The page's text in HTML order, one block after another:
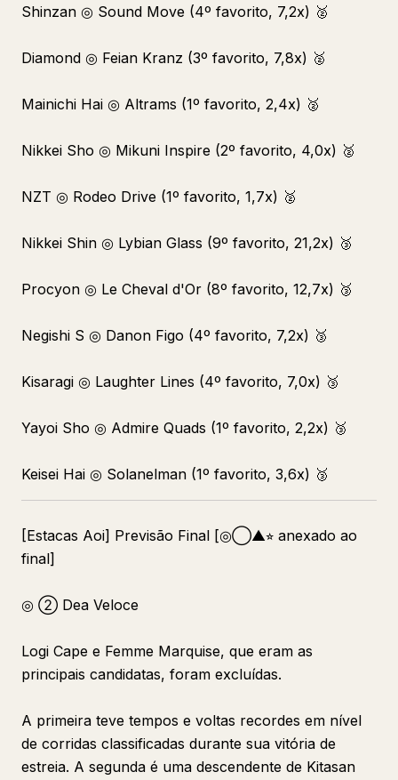
Shinzan ◎ Sound Move (4º favorito, 7,2x) 🥈
Diamond ◎ Feian Kranz (3º favorito, 7,8x) 🥈
Mainichi Hai ◎ Altrams (1º favorito, 2,4x) 🥈
Nikkei Sho ◎ Mikuni Inspire (2º favorito, 4,0x) 🥈
NZT ◎ Rodeo Drive (1º favorito, 1,7x) 🥈
Nikkei Shin ◎ Lybian Glass (9º favorito, 21,2x) 🥉
Procyon ◎ Le Cheval d'Or (8º favorito, 12,7x) 🥉
Negishi S ◎ Danon Figo (4º favorito, 7,2x) 🥉
Kisaragi ◎ Laughter Lines (4º favorito, 7,0x) 🥉
Yayoi Sho ◎ Admire Quads (1º favorito, 2,2x) 🥉
Keisei Hai ◎ Solanelman (1º favorito, 3,6x) 🥉
[Estacas Aoi] Previsão Final [◎◯▲⭐︎ anexado ao
final]
◎ ② Dea Veloce
Logi Cape e Femme Marquise, que eram as
principais candidatas, foram excluídas.
A primeira teve tempos e voltas recordes em nível
de corridas classificadas durante sua vitória de
estreia. A segunda é uma descendente de Kitasan